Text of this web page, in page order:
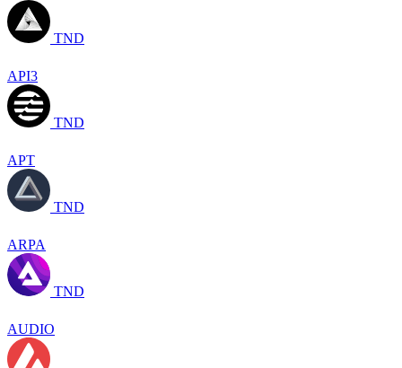
TND
API3
TND
APT
TND
ARPA
TND
AUDIO